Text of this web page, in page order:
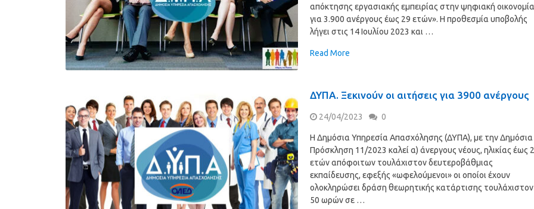
απόκτησης εργασιακής εμπειρίας στην ψηφιακή
για 3.900 ανέργους έως 29 ετών». Η προθεσμία υποβολής
λήγει στις 14 Ιουλίου 2023 και …
Read More
ΔΥΠΑ. Ξεκινούν οι αιτήσεις για 3900 ανέργους
24/04/2023 0
Η Δημόσια Υπηρεσία Απασχόλησης (ΔΥΠΑ), με την Δημόσια
Πρόσκληση 11/2023 καλεί α) άνεργους νέους, ηλικίας έως
ετών απόφοιτων τουλάχιστον δευτεροβάθμιας
εκπαίδευσης, εφεξής «ωφελούμενοι» οι οποίοι έχουν
ολοκληρώσει δράση θεωρητικής κατάρτισης τουλάχιστον
50 ωρών σε …